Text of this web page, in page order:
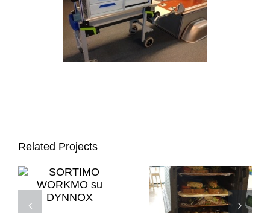
Related Projects
SORTIMO
WORKMO su
DYNNOX
Dynnox
nell’industria